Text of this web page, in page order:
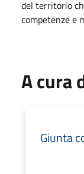
del territorio
competenze e
A cura
Giunta